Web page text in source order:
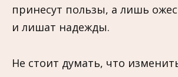
принесут пользы, а лишь
и лишат надежды.
Не стоит думать, что